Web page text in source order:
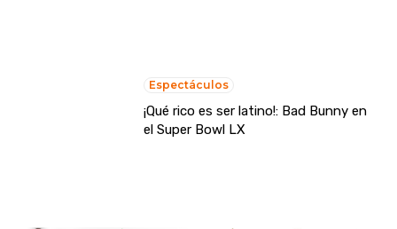
Espectáculos
¡Qué rico es ser latino!: Bad Bunny en
el Super Bowl LX